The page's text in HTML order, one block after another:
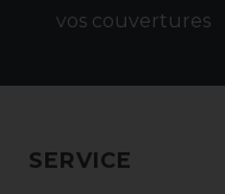
vos couvertures
SERVICE